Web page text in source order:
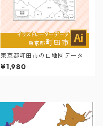
東京都町田市の白地図データ
¥1,980